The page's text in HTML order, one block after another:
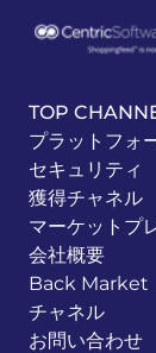
TOP
プラットフォ
セキュリティ
獲得チャネル
マーケットプ
会社概要
Back Market
チャネル
お問い合わせ